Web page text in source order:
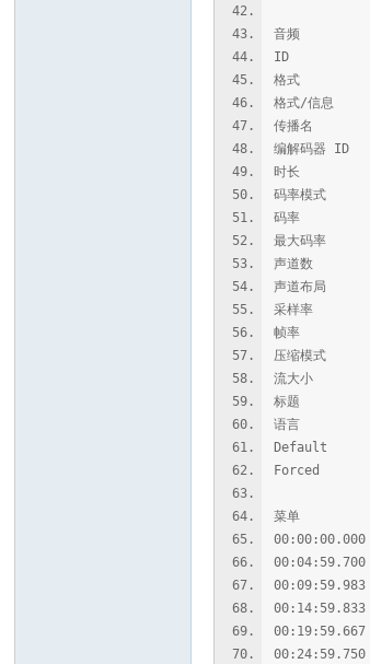
音频
格式
格式/信
传播
编解码
时
码率
码
最大
声
声
采样
帧率 :
压缩
流大
标
语言
菜单